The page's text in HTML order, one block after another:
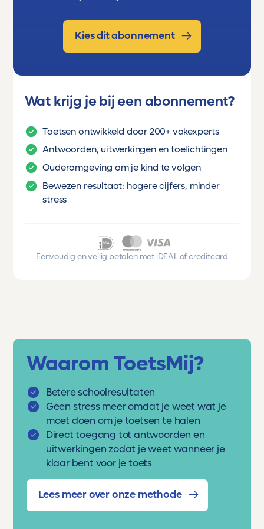
Kies dit abonnement
Wat krijg je bij een abonnement?
Toetsen ontwikkeld door 200+ vakexperts
Antwoorden, uitwerkingen en toelichtingen
Ouderomgeving om je kind te volgen
Bewezen resultaat: hogere cijfers, minder
stress
Eenvoudig en veilig betalen met iDEAL of creditcard
Waarom ToetsMij?
Betere schoolresultaten
Geen stress meer omdat je weet wat je
moet doen om je toetsen te halen
Direct toegang tot antwoorden en
uitwerkingen zodat je weet wanneer je
klaar bent voor je toets
Lees meer over onze methode